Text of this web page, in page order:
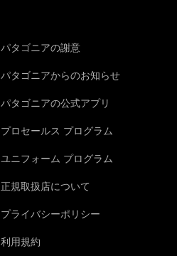
パタゴニアの謝意
パタゴニアからのお知らせ
パタゴニアの公式アプリ
プロセールス プログラム
ユニフォーム プログラム
正規取扱店について
プライバシーポリシー
利用規約